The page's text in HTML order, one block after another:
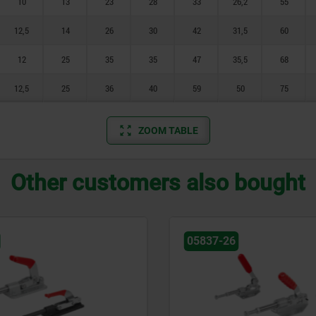
12,5 14 26 30 42 31,5 60
12 25 35 35 47 35,5 68
12,5 25 36 40 59 50 75
ZOOM TABLE
Other customers also bought
05837-26